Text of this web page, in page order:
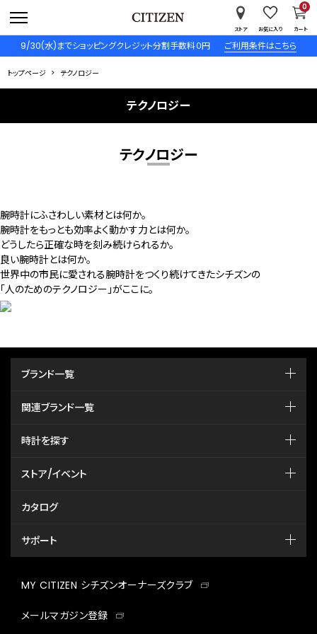
9/30(水)までショッピングクレジット分割手数料０円 ご利用条件はこちら
ストア お気に入り カート
0
トップページ テクノロジー
テクノロジー
テクノロジー
腕時計にふさわしい素材とは何か。
腕時計をもっとも効率よく動かす力とは何か。
どうしたら正確な時を刻み続けられるか。
良い腕時計とは何か。
世界中の市民に愛される腕時計をつくり続けてきたシチズンの
「人のためのテクノロジー」がここに。
ブランド一覧
関連ブランド一覧
時計を探す
ストア/イベント
カタログ
サポート
MY CITIZEN シチズンオーナーズクラブ
メールマガジン登録